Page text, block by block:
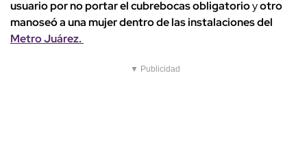
usuario por no portar el cubrebocas obligatorioyotro
manoseó a una mujer dentro de las instalaciones del
Metro Juárez.
▼ Publicidad